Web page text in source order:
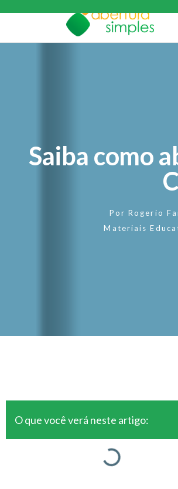
Saiba como
Por Rogerio
Materiais
O que você verá neste artigo: